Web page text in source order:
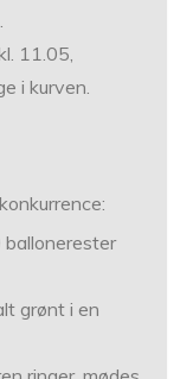
11.05,
i kurven.
grønt i en